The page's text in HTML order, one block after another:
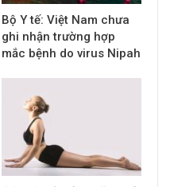
Bộ Y tế: Việt Nam chưa
ghi nhận trường hợp
mắc bệnh do virus Nipah